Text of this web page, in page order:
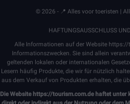
© 2026 - 📍 Alles voor toeristen |
HAFTUNGSAUSSCHLUSS
Alle Informationen auf der Website https://
Informationszwecken. Sie sind allein
geltenden lokalen oder internationalen
Lesern häufig Produkte, die wir für nützlich
aus dem Verkauf von Produkten erhalten, die
Die Website https://tourism.com.dehaftet unter